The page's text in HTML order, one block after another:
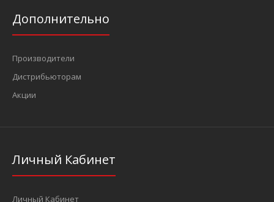
Дополнительно
Производители
Дистрибьюторам
Акции
Личный Кабинет
Личный Кабинет